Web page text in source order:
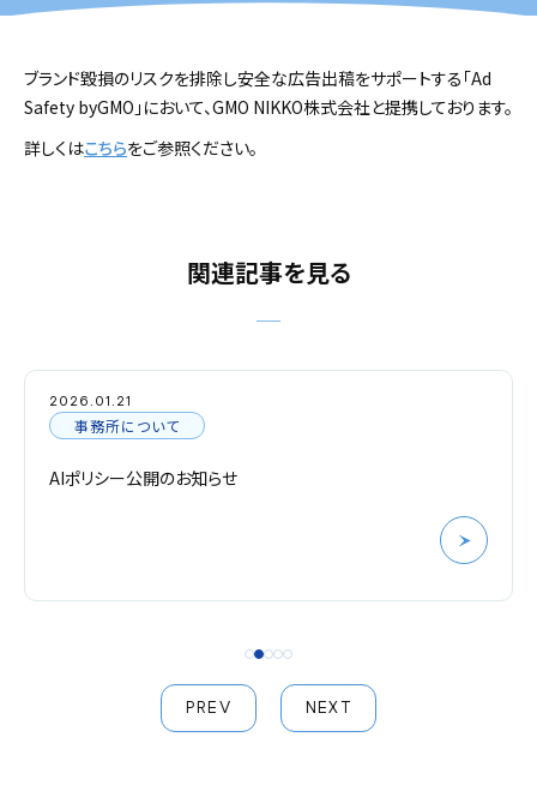
ブランド毀損のリスクを排除し安全な広告出稿をサポートする「Ad
Safety byGMO」において、GMO NIKKO株式会社と提携しております。
詳しくはこちらをご参照ください。
関連記事を見る
2026.01.21
事務所について
AIポリシー公開のお知らせ
PREV NEXT